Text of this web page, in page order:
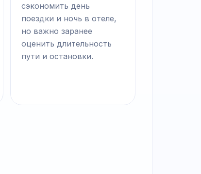
сэкономить день
поездки и ночь в отеле,
но важно заранее
оценить длительность
пути и остановки.